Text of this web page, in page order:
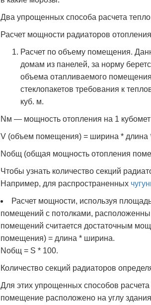
Два упрощенных способа расчета
Расчет мощности радиаторов
Расчет по объему помещения.
домам из панелей, за норму
объема отапливаемого
стеклопакетов требования к
куб. м.
Nм — мощность отопления на 1
V (объем помещения) = ширина * длина
Nобщ (общая мощность отопления
Чтобы узнать количество секций
Например, для распространенных
Расчет мощности, используя
помещений с потолками,
помещений считается достаточным
помещения) = длина * ширина.
Nобщ = S * 100.
Количество секций радиаторов
Для этих упрощенных способов
помещение расположено на углу